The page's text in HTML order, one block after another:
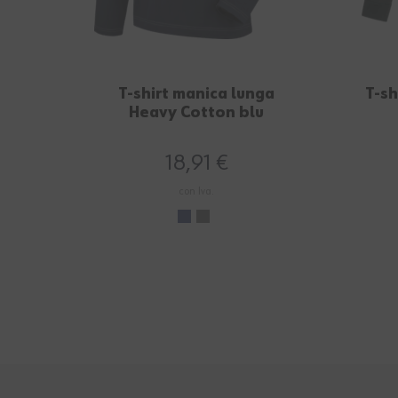
T-shirt manica lunga
Heavy Cotton blu
18,91 €
T-